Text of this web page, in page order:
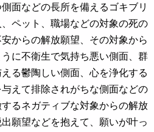
面などの長所を備えるゴキブリ
ペット、職場などの対象の死の
安からの解放願望、その対象から
に不衛生で気持ち悪い側面、群
る鬱陶しい側面、心を浄化する
えて排除されがちな側面などの
るネガティブな対象からの解放
願望などを抱えて、願いが叶っ